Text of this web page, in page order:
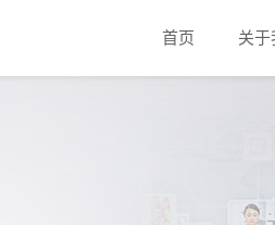
首页 关于